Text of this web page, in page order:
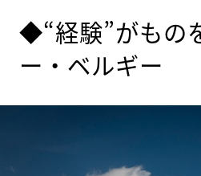
◆“経験”がもの
ー・ベルギー